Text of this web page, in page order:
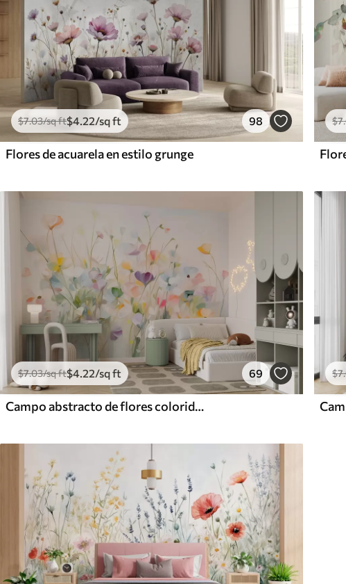
$7.03/sq ft$4.22/sq ft 98
Flores de acuarela en estilo grunge
$7
$7.03/sq ft$4 .22/sq ft 69
Campo abstracto de flores coloridas con tallos largos y hojas verdes, texturizado, colores pastel y claros
$7